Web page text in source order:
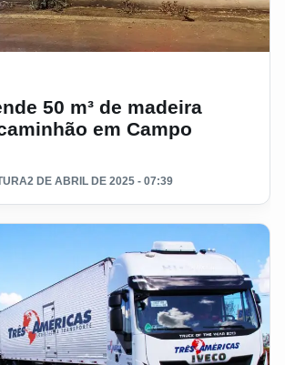
50 m³ de madeira
em Campo
2 DE ABRIL DE 2025 - 07:39